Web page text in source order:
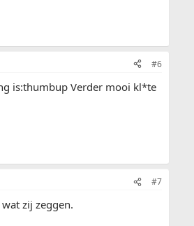
#6
is:thumbup Verder mooi kl*te
#7
zij zeggen.